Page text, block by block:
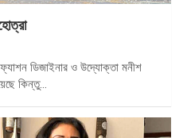
ডিজাইনার ও উদ্যোক্তা মনীশ
কিন্তু…